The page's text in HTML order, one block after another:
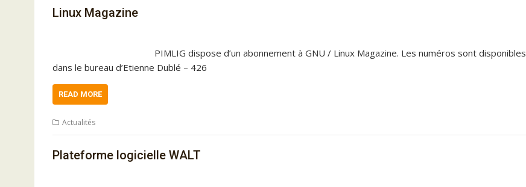
Linux Magazine
PIMLIG dispose d’un abonnement à GNU / Linux Magazine. Les numéros sont disponibles
dans le bureau d’Etienne Dublé – 426
READ MORE
Actualités
Plateforme logicielle WALT